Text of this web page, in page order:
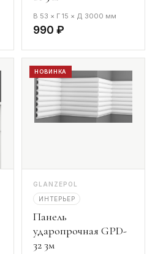
В 53 × Г 15 × Д 3000 мм
990 ₽
НОВИНКА
GLANZEPOL
ИНТЕРЬЕР
Панель
ударопрочная GPD-
32 3м